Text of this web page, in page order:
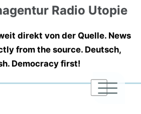
Radio Utopie
direkt von der Quelle. News
from the source. Deutsch,
Democracy first!
|
|
|